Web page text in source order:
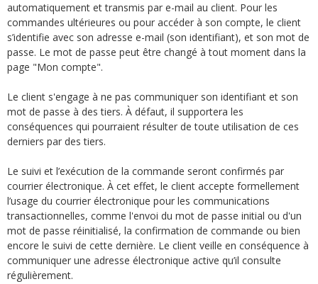
automatiquement et transmis par e-mail au client. Pour les
commandes ultérieures ou pour accéder à son compte, le client
s’identifie avec son adresse e-mail (son identifiant), et son mot de
passe. Le mot de passe peut être changé à tout moment dans la
page "Mon compte".
Le client s'engage à ne pas communiquer son identifiant et son
mot de passe à des tiers. À défaut, il supportera les
conséquences qui pourraient résulter de toute utilisation de ces
derniers par des tiers.
Le suivi et l’exécution de la commande seront confirmés par
courrier électronique. À cet effet, le client accepte formellement
l’usage du courrier électronique pour les communications
transactionnelles, comme l'envoi du mot de passe initial ou d'un
mot de passe réinitialisé, la confirmation de commande ou bien
encore le suivi de cette dernière. Le client veille en conséquence à
communiquer une adresse électronique active qu’il consulte
régulièrement.